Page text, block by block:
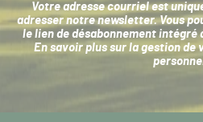
Votre adresse courriel est
adresser notre newsletter. Vous
le lien de désabonnement intégré
En savoir plus sur la gestion de